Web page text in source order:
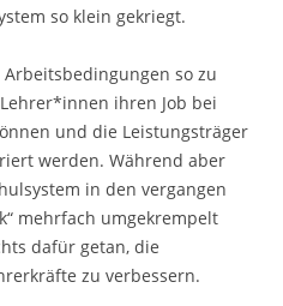
so klein gekriegt.
so zu
ihren Job bei
und die Leistungsträger
werden. Während aber
in den vergangen
mehrfach umgekrempelt
dafür getan, die
zu verbessern.